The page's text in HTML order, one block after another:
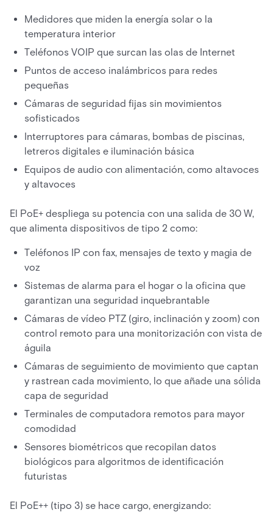
Medidores que miden la energía solar o la
temperatura interior
Teléfonos VOIP que surcan las olas de Internet
Puntos de acceso inalámbricos para redes
pequeñas
Cámaras de seguridad fijas sin movimientos
sofisticados
Interruptores para cámaras, bombas de piscinas,
letreros digitales e iluminación básica
Equipos de audio con alimentación, como altavoces
y altavoces
El PoE+ despliega su potencia con una salida de 30 W,
que alimenta dispositivos de tipo 2 como:
Teléfonos IP con fax, mensajes de texto y magia de
voz
Sistemas de alarma para el hogar o la oficina que
garantizan una seguridad inquebrantable
Cámaras de vídeo PTZ (giro, inclinación y zoom) con
control remoto para una monitorización con vista de
águila
Cámaras de seguimiento de movimiento que captan
y rastrean cada movimiento, lo que añade una sólida
capa de seguridad
Terminales de computadora remotos para mayor
comodidad
Sensores biométricos que recopilan datos
biológicos para algoritmos de identificación
futuristas
El PoE++ (tipo 3) se hace cargo, energizando: